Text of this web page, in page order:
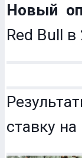
Новый
Red Bull в
ставку